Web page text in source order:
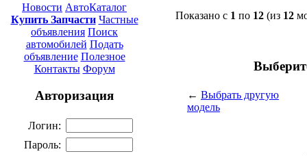
Новости АвтоКаталог
Купить Запчасти Частные
объявления Поиск
автомобилей Подать
объявление Полезное
Контакты Форум
Авторизация
Логин:
Пароль:
Показано с 1 по 12(из 12
← Выбрать другую
модель